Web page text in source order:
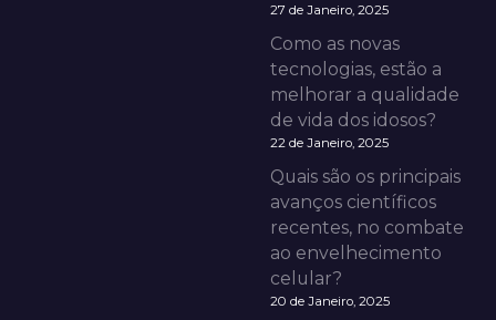
27 de Janeiro, 2025
Como as novas
tecnologias, estão a
melhorar a qualidade
de vida dos idosos?
22 de Janeiro, 2025
Quais são os principais
avanços científicos
recentes, no combate
ao envelhecimento
celular?
20 de Janeiro, 2025